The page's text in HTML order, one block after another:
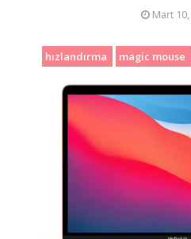
Mart
hızlandırma magic mouse